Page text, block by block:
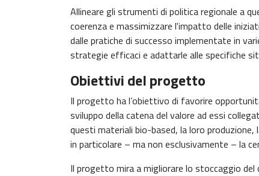
Allineare gli strumenti di politica regionale a
coerenza e massimizzare l'impatto delle
dalle pratiche di successo implementate in
strategie efficaci e adattarle alle specifiche
Obiettivi del progetto
Il progetto ha l’obiettivo di favorire
sviluppo della catena del valore ad essi
questi materiali bio-based, la loro
in particolare – ma non esclusivamente – la
Il progetto mira a migliorare lo stoccaggio del